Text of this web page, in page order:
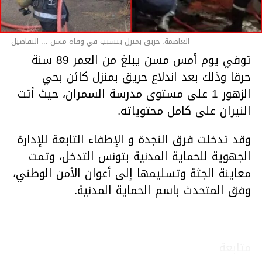
العاصمة: حريق بمنزل يتسبب في وفاة مسن ... التفاصيل
توفي يوم أمس مسن يبلغ من العمر 89 سنة
حرقا وذلك بعد اندلاع حريق بمنزل كائن بحي
الزهور 1 على مستوى مدرسة السمران، حيث أتت
النيران على كامل محتوياته.
وقد تدخلت فرق النجدة و الإطفاء التابعة للإدارة
الجهوية للحماية المدنية بتونس التدخل، وتمت
معاينة الجثة وتسليمها إلى أعوان الأمن الوطني،
وفق المتحدث باسم الحماية المدنية.